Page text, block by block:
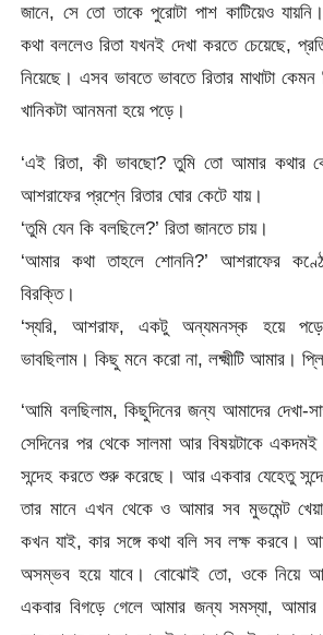
জানে, সে তো তাকে পুরোটা পাশ কাটিয়েও
কথা বললেও রিতা যখনই দেখা করতে চেয়েছে,
নিয়েছে। এসব ভাবতে ভাবতে রিতার মাথাটা
খানিকটা আনমনা হয়ে পড়ে।
‘এই রিতা, কী ভাবছো? তুমি তো আমার কথার
আশরাফের প্রশ্নে রিতার ঘোর কেটে যায়।
‘তুমি যেন কি বলছিলে?’ রিতা জানতে চায়।
‘আমার কথা তাহলে শোননি?’ আশরাফের
বিরক্তি।
‘স্যরি, আশরাফ, একটু অন্যমনস্ক হয়ে
ভাবছিলাম। কিছু মনে করো না, লক্ষ্মীটি আমার।
‘আমি বলছিলাম, কিছুদিনের জন্য আমাদের দেখা-
সেদিনের পর থেকে সালমা আর বিষয়টাকে
সন্দেহ করতে শুরু করেছে। আর একবার যেহেতু
তার মানে এখন থেকে ও আমার সব মুভমেন্ট
কখন যাই, কার সঙ্গে কথা বলি সব লক্ষ করবে।
অসম্ভব হয়ে যাবে। বোঝোই তো, ওকে নিয়ে
একবার বিগড়ে গেলে আমার জন্য সমস্যা, আমার